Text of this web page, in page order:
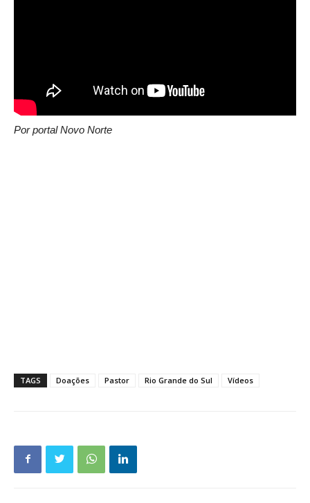
Por portal Novo Norte
TAGS Doações Pastor Rio Grande do Sul Vídeos